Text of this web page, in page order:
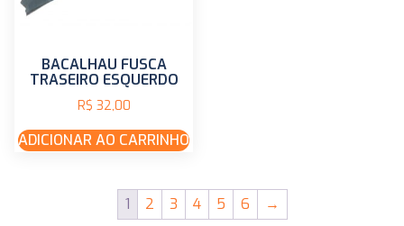
BACALHAU FUSCA
TRASEIRO ESQUERDO
R$ 32,00
ADICIONAR AO CARRINHO
1 2 3 4 5 6 →